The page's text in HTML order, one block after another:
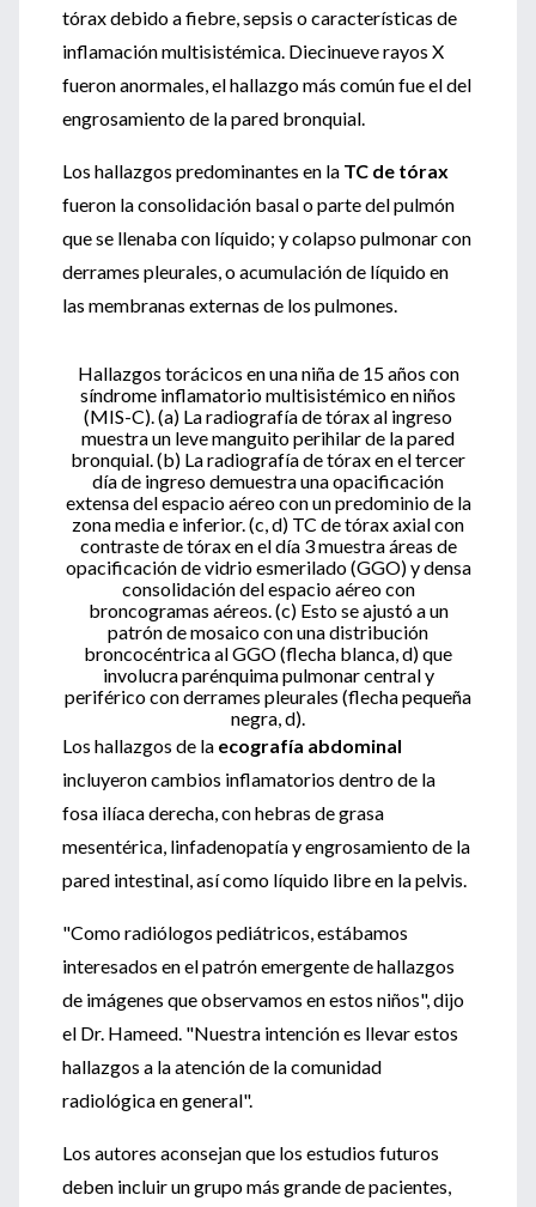
tórax debido a fiebre, sepsis o características de
inflamación multisistémica. Diecinueve rayos X
fueron anormales, el hallazgo más común fue el del
engrosamiento de la pared bronquial.
Los hallazgos predominantes en la TC de tórax
fueron la consolidación basal o parte del pulmón
que se llenaba con líquido; y colapso pulmonar con
derrames pleurales, o acumulación de líquido en
las membranas externas de los pulmones.
Hallazgos torácicos en una niña de 15 años con
síndrome inflamatorio multisistémico en niños
(MIS-C).(a) La radiografía de tórax al ingreso
muestra un leve manguito perihilar de la pared
bronquial.(b) La radiografía de tórax en el tercer
día de ingreso demuestra una opacificación
extensa del espacio aéreo con un predominio de la
zona media e inferior.(c, d) TC de tórax axial con
contraste de tórax en el día 3 muestra áreas de
opacificación de vidrio esmerilado (GGO) y densa
consolidación del espacio aéreo con
broncogramas aéreos.(c) Esto se ajustó a un
patrón de mosaico con una distribución
broncocéntrica al GGO (flecha blanca, d) que
involucra parénquima pulmonar central y
periférico con derrames pleurales (flecha pequeña
negra, d).
Los hallazgos de la ecografía abdominal
incluyeron cambios inflamatorios dentro de la
fosa ilíaca derecha, con hebras de grasa
mesentérica, linfadenopatía y engrosamiento de la
pared intestinal, así como líquido libre en la pelvis.
"Como radiólogos pediátricos, estábamos
interesados en el patrón emergente de hallazgos
de imágenes que observamos en estos niños", dijo
el Dr. Hameed. "Nuestra intención es llevar estos
hallazgos a la atención de la comunidad
radiológica en general".
Los autores aconsejan que los estudios futuros
deben incluir un grupo más grande de pacientes,